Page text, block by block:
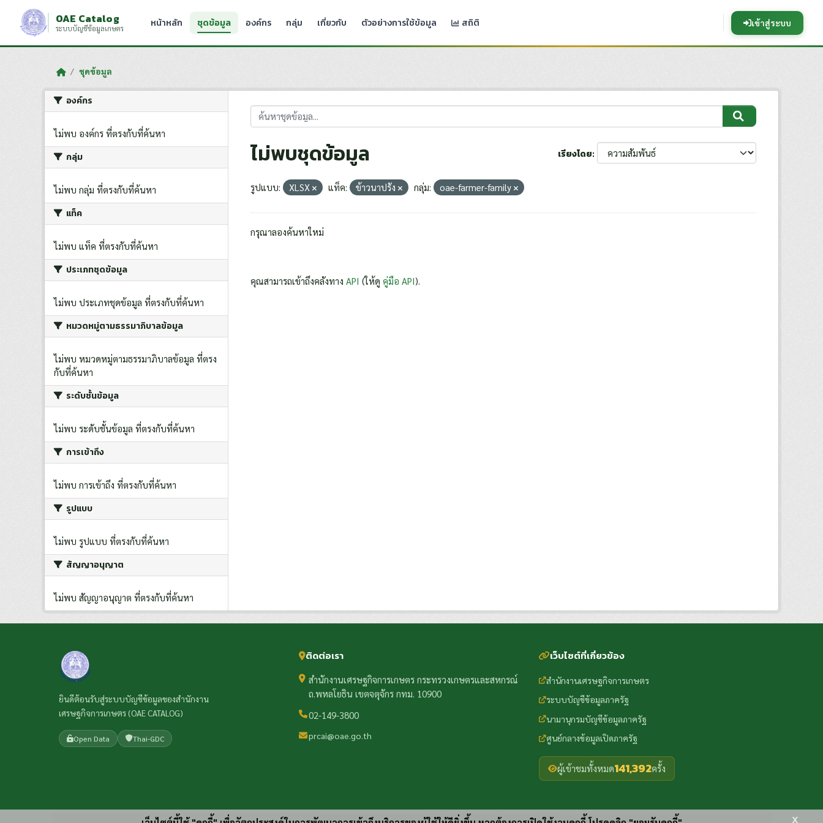
Skip to main content
OAE Catalog
ระบบบัญชีข้อมูลเกษตร หน้าหลัก ชุดข้อมูล องค์กร กลุ่ม เกี่ยวกับ ตัวอย่างการใช้ข้อมูล สถิติ เข้าสู่ระบบ
ชุดข้อมูล
องค์กร
ไม่พบ องค์กร ที่ตรงกับที่ค้นหา
กลุ่ม
ไม่พบ กลุ่ม ที่ตรงกับที่ค้นหา
แท็ค
ไม่พบ แท็ค ที่ตรงกับที่ค้นหา
ประเภทชุดข้อมูล
ไม่พบ ประเภทชุดข้อมูล ที่ตรงกับที่ค้นหา
หมวดหมู่ตามธรรมาภิบาลข้อมูล
ไม่พบ หมวดหมู่ตามธรรมาภิบาลข้อมูล ที่ตรง
กับที่ค้นหา
ระดับชั้นข้อมูล
ไม่พบ ระดับชั้นข้อมูล ที่ตรงกับที่ค้นหา
การเข้าถึง
ไม่พบ การเข้าถึง ที่ตรงกับที่ค้นหา
รูปแบบ
ไม่พบ รูปแบบ ที่ตรงกับที่ค้นหา
สัญญาอนุญาต
ไม่พบ สัญญาอนุญาต ที่ตรงกับที่ค้นหา
เรียงโดย
ไม่พบชุดข้อมูล
รูปแบบ: XLSX แท็ค: ข้าวนาปรัง กลุ่ม: oae-farmer-family
กรุณาลองค้นหาใหม่
คุณสามารถเข้าถึงคลังทาง API (ให้ดู คู่มือ API).
ยินดีต้อนรับสู่ระบบบัญชีข้อมูลของสำนักงาน
เศรษฐกิจการเกษตร (OAE CATALOG)
Open Data Thai-GDC
ติดต่อเรา
สำนักงานเศรษฐกิจการเกษตร กระทรวงเกษตรและสหกรณ์
ถ.พหลโยธิน เขตจตุจักร กทม. 10900
02-149-3800
prcai@oae.go.th
เว็บไซต์ที่เกี่ยวข้อง
สำนักงานเศรษฐกิจการเกษตร
ระบบบัญชีข้อมูลภาครัฐ
นามานุกรมบัญชีข้อมูลภาครัฐ
ศูนย์กลางข้อมูลเปิดภาครัฐ
ผู้เข้าชมทั้งหมด141,392ครั้ง
x